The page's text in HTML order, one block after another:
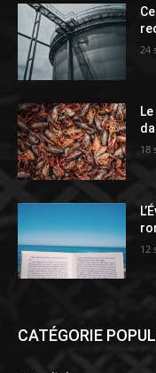
24
18
12
CATÉGORIE